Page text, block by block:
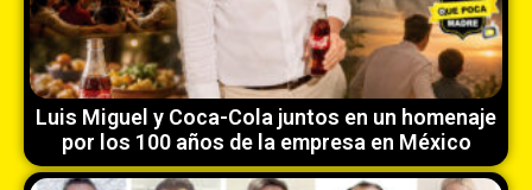
Luis Miguel y Coca-Cola juntos en un homenaje
por los 100 años de la empresa en México